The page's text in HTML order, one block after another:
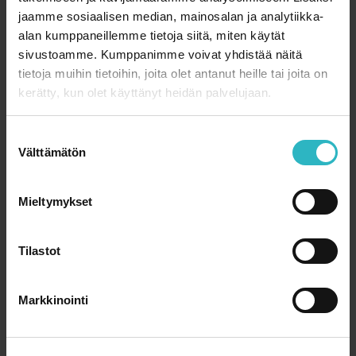
jaamme sosiaalisen median, mainosalan ja analytiikka-
alan kumppaneillemme tietoja siitä, miten käytät
sivustoamme. Kumppanimme voivat yhdistää näitä
tietoja muihin tietoihin, joita olet antanut heille tai joita on
kerätty, kun olet käyttänyt heidän palvelujaan.
Välttämätön
Mieltymykset
Tilastot
Markkinointi
Sisaruksetkin tarvitsevat tukea
ystäviltä ja aikuisilta
12.8.2019 SYLVA RY